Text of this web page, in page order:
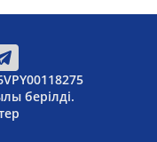
берілді.